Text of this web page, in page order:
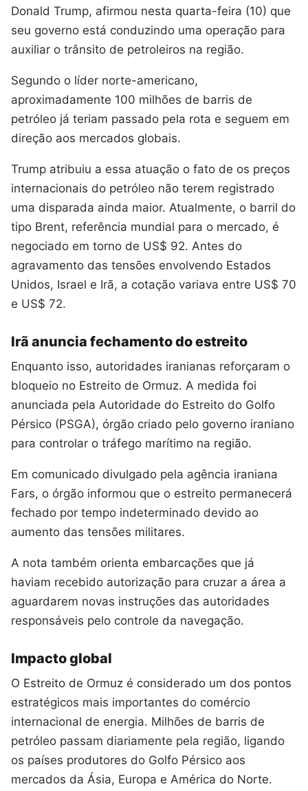
Donald Trump, afirmou nesta quarta-feira (10) que
seu governo está conduzindo uma operação para
auxiliar o trânsito de petroleiros na região.
Segundo o líder norte-americano,
aproximadamente 100 milhões de barris de
petróleo já teriam passado pela rota e seguem em
direção aos mercados globais.
Trump atribuiu a essa atuação o fato de os preços
internacionais do petróleo não terem registrado
uma disparada ainda maior. Atualmente, o barril do
tipo Brent, referência mundial para o mercado, é
negociado em torno de US$ 92. Antes do
agravamento das tensões envolvendo Estados
Unidos, Israel e Irã, a cotação variava entre US$ 70
e US$ 72.
Irã anuncia fechamento do estreito
Enquanto isso, autoridades iranianas reforçaram o
bloqueio no Estreito de Ormuz. A medida foi
anunciada pela Autoridade do Estreito do Golfo
Pérsico (PSGA), órgão criado pelo governo iraniano
para controlar o tráfego marítimo na região.
Em comunicado divulgado pela agência iraniana
Fars, o órgão informou que o estreito permanecerá
fechado por tempo indeterminado devido ao
aumento das tensões militares.
A nota também orienta embarcações que já
haviam recebido autorização para cruzar a área a
aguardarem novas instruções das autoridades
responsáveis pelo controle da navegação.
Impacto global
O Estreito de Ormuz é considerado um dos pontos
estratégicos mais importantes do comércio
internacional de energia. Milhões de barris de
petróleo passam diariamente pela região, ligando
os países produtores do Golfo Pérsico aos
mercados da Ásia, Europa e América do Norte.